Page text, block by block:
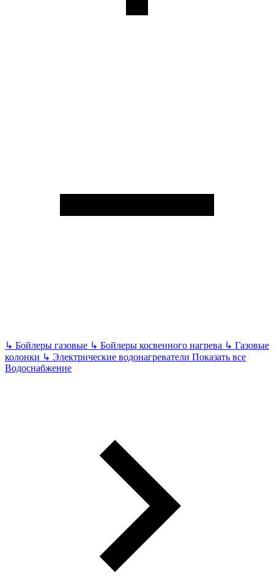
↳ Бойлеры газовые ↳ Бойлеры косвенного нагрева ↳ Газовые
колонки ↳ Электрические водонагреватели Показать все
Водоснабжение